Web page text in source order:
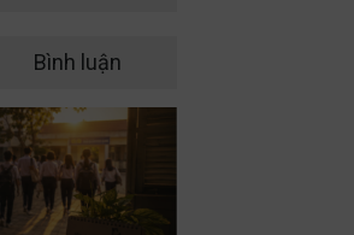
Bình luận